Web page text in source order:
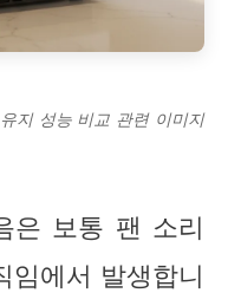
지 성능 비교 관련 이미지
은 보통 팬 소리
임에서 발생합니